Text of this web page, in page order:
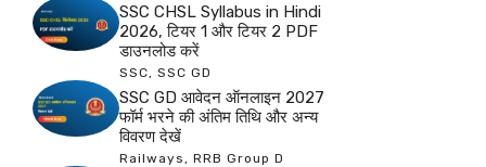
SSC CHSL Syllabus in Hindi
2026, टियर 1 और टियर 2 PDF
डाउनलोड करें
SSC, SSC GD
SSC GD आवेदन ऑनलाइन 2027
फॉर्म भरने की अंतिम तिथि और अन्य
विवरण देखें
Railways , RRB Group D